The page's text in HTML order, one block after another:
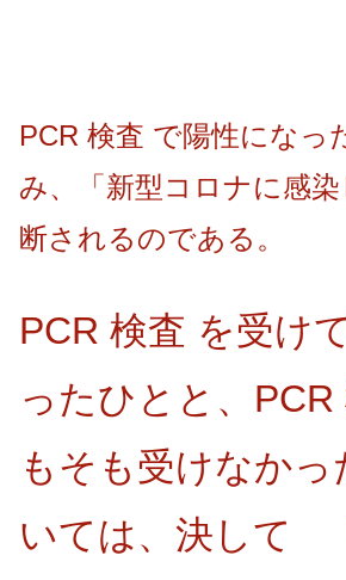
PCR 検査 で陽性になっ
み、「新型コロナに感
断されるのである。
PCR 検査 を受け
ったひとと、PCR
もそも受けなかっ
いては、決して